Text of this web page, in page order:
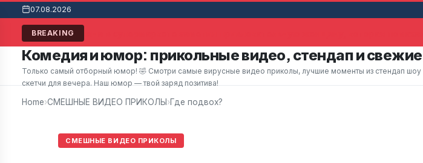
07.08.2026
BREAKINGМужчина в супермаркете заметил привлекательную женщину, которая помахала
Комедия и юмор: прикольные видео, стендап и
Только самый отборный юмор! 🤣 Смотри самые вирусные видео приколы, лучшие моменты из стендап шоу
скетчи для вечера. Наш юмор — твой заряд позитива!
Home›СМЕШНЫЕ ВИДЕО ПРИКОЛЫ ›Где подвох?
СМЕШНЫЕ ВИДЕО ПРИКОЛЫ